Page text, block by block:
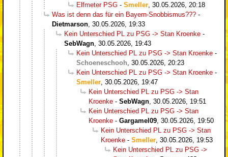
Elfmeter PSG - Smeller, 30.05.2026, 20:18
Was ist denn das für ein Bayern-Snobbismus??? -
Dietmarson, 30.05.2026, 19:33
Kein Unterschied PL zu PSG -> Stan Kroenke -
SebWagn, 30.05.2026, 19:43
Kein Unterschied PL zu PSG -> Stan Kroenke -
Schoeneschooh, 30.05.2026, 20:23
Kein Unterschied PL zu PSG -> Stan Kroenke -
Smeller, 30.05.2026, 19:47
Kein Unterschied PL zu PSG -> Stan
Kroenke - SebWagn, 30.05.2026, 19:51
Kein Unterschied PL zu PSG -> Stan
Kroenke - Gargamel09, 30.05.2026, 19:50
Kein Unterschied PL zu PSG -> Stan
Kroenke - Smeller, 30.05.2026, 19:53
Kein Unterschied PL zu PSG ->